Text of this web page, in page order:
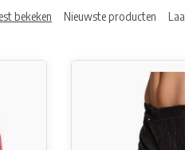
bekeken Nieuwste producten